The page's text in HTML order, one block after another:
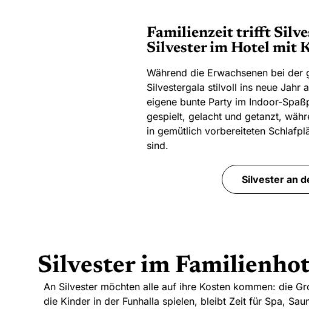
Familienzeit trifft
Silvester im Hotel mit
Während die Erwachsenen bei der
Silvestergala stilvoll ins neue Jahr
eigene bunte Party im Indoor-
gespielt, gelacht und getanzt,
in gemütlich vorbereiteten
sind.
Silvester an
Silvester im
An Silvester möchten alle auf ihre Kosten kommen: die
die Kinder in der Funhalla spielen, bleibt Zeit für Spa,